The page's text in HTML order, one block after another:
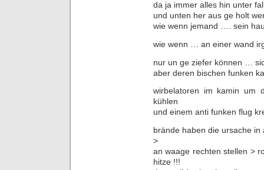
da ja immer alles hin unter
und unten her aus ge holt
wie wenn jemand …. sein
wie wenn … an einer wand
nur un ge ziefer können …
aber deren bischen funken
wirbelatoren im kamin um
kühlen
und einem anti funken flug
brände haben die ursache
>
an waage rechten stellen >
hitze !!!